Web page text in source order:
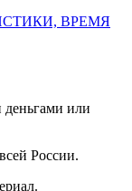
ВРЕМЯ
деньгами или
России.